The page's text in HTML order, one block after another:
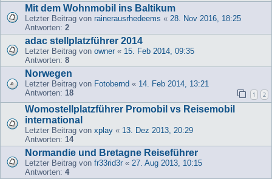
Mit dem Wohnmobil ins Baltikum
Letzter Beitrag von rainerausrhedeems « 28. Nov 2016, 18:25
Antworten: 2
adac stellplatzführer 2014
Letzter Beitrag von owner « 15. Feb 2014, 09:35
Antworten: 8
Norwegen
Letzter Beitrag von Fotobernd « 14. Feb 2014, 13:21
Antworten: 18 1 2
Womostellplatzführer Promobil vs Reisemobil
international
Letzter Beitrag von xplay « 13. Dez 2013, 20:29
Antworten: 14
Normandie und Bretagne Reiseführer
Letzter Beitrag von fr33rid3r « 27. Aug 2013, 10:15
Antworten: 4